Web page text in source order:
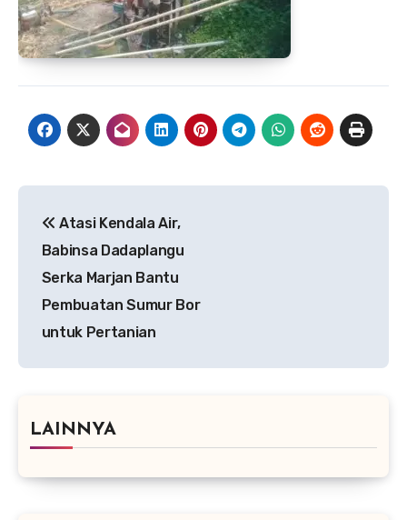
pos
Atasi Kendala Air,
Babinsa Dadaplangu
Serka Marjan Bantu
Pembuatan Sumur Bor
untuk Pertanian
LAINNYA